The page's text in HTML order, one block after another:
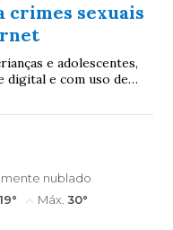
crimes sexuais
e adolescentes,
digital e com uso de
nublado
19° Máx. 30°